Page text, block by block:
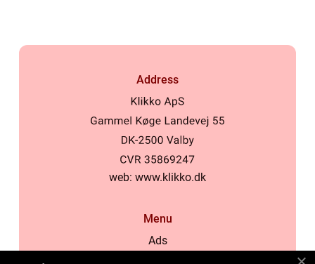
Address
web: www.klikko.dk
Menu
Ads